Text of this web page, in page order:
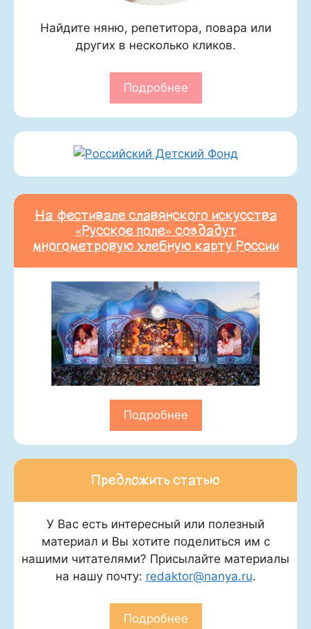
Найдите няню, репетитора, повара или
других в несколько кликов.
Подробнее
На фестивале славянского искусства
«Русское поле» создадут
многометровую хлебную карту России
Подробнее
Предложить статью
У Вас есть интересный или полезный
материал и Вы хотите поделиться им с
нашими читателями? Присылайте материалы
на нашу почту: redaktor@nanya.ru.
Подробнее